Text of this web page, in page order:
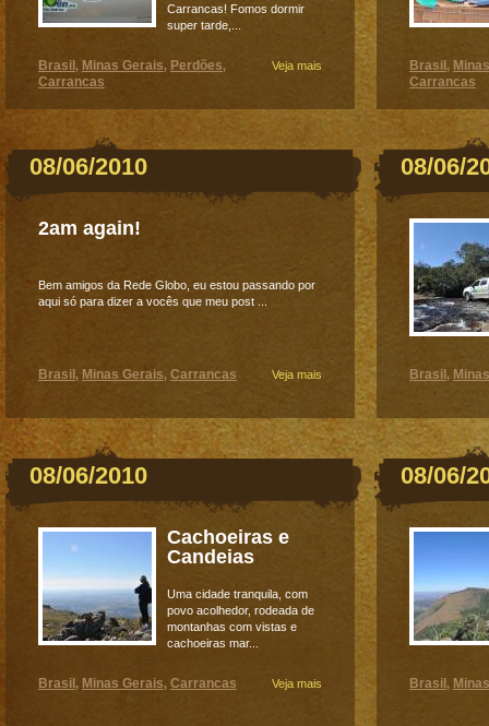
Carrancas! Fomos dormir
super tarde,...
Veja mais
Brasil , Minas Gerais, Perdões,
Carrancas
08/06/2010
2am again!
Bem amigos da Rede Globo, eu estou passando por
aqui só para dizer a vocês que meu post ...
Veja mais
Brasil , Minas Gerais, Carrancas
08/06/2010
Cachoeiras e
Candeias
Uma cidade tranquila, com
povo acolhedor, rodeada de
montanhas com vistas e
cachoeiras mar...
Veja mais
Brasil , Minas Gerais, Carrancas
Brasil ,
Carrancas
08/06/
Brasil ,
08/06/
Brasil ,